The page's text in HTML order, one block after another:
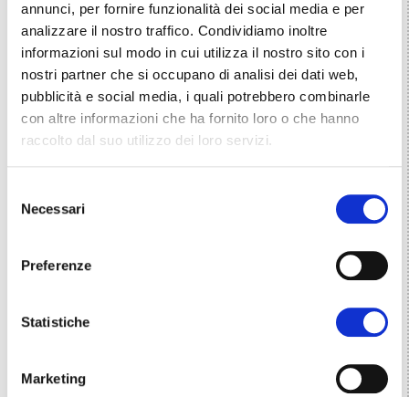
annunci, per fornire funzionalità dei social media e per
analizzare il nostro traffico. Condividiamo inoltre
informazioni sul modo in cui utilizza il nostro sito con i
nostri partner che si occupano di analisi dei dati web,
pubblicità e social media, i quali potrebbero combinarle
con altre informazioni che ha fornito loro o che hanno
raccolto dal suo utilizzo dei loro servizi.
delNecessari
Preferenze
Statistiche
Marketing